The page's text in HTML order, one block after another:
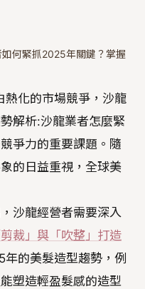
何緊抓2025年關鍵？掌握
化的市場競爭，沙龍
解析:沙龍業者怎麼緊
爭力的重要課題。隨
的日益重視，全球美
沙龍經營者需要深入
裁」與「吹整」打造
年的美髮造型趨勢，例
塑造輕盈髮感的造型